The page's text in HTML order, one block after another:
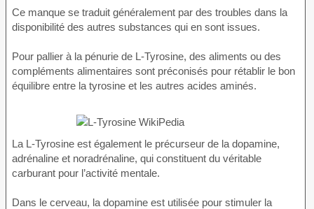
Ce manque se traduit généralement par des troubles dans la
disponibilité des autres substances qui en sont issues.
Pour pallier à la pénurie de L-Tyrosine, des aliments ou des
compléments alimentaires sont préconisés pour rétablir le bon
équilibre entre la tyrosine et les autres acides aminés.
La L-Tyrosine est également le précurseur de la dopamine,
adrénaline et noradrénaline, qui constituent du véritable
carburant pour l’activité mentale.
Dans le cerveau, la dopamine est utilisée pour stimuler la